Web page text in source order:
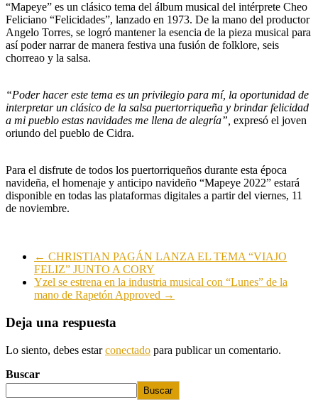
“Mapeye” es un clásico tema del álbum musical del intérprete Cheo
Feliciano “Felicidades”, lanzado en 1973. De la mano del productor
Angelo Torres, se logró mantener la esencia de la pieza musical para
así poder narrar de manera festiva una fusión de folklore, seis
chorreao y la salsa.
“Poder hacer este tema es un privilegio para mí, la oportunidad de
interpretar un clásico de la salsa puertorriqueña y brindar felicidad
a mi pueblo estas navidades me llena de alegría”, expresó el joven
oriundo del pueblo de Cidra.
Para el disfrute de todos los puertorriqueños durante esta época
navideña, el homenaje y anticipo navideño “Mapeye 2022” estará
disponible en todas las plataformas digitales a partir del viernes, 11
de noviembre.
← CHRISTIAN PAGÁN LANZA EL TEMA “VIAJO
FELIZ” JUNTO A CORY
Yzel se estrena en la industria musical con “Lunes” de la
mano de Rapetón Approved →
Deja una respuesta
Lo siento, debes estarconectado para publicar un comentario.
Buscar
Buscar